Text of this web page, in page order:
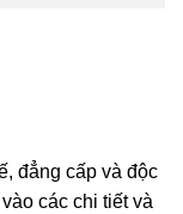
đẳng cấp và độc
các chi tiết và